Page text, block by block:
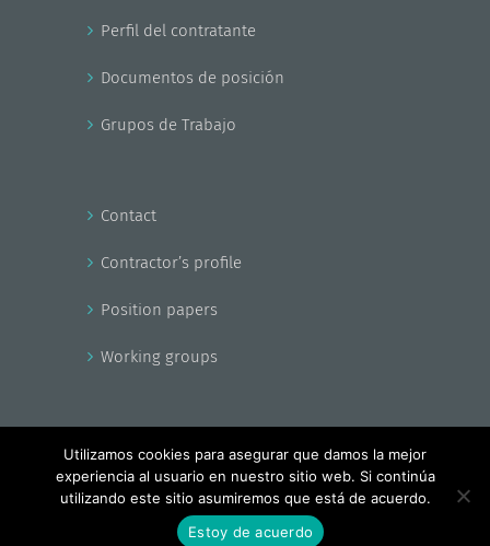
Perfil del contratante
Documentos de posición
Grupos de Trabajo
Contact
Contractor’s profile
Position papers
Working groups
Copyright - EnerAgen 2017
Facebook
X YouTube
Utilizamos cookies para asegurar que damos la mejor
experiencia al usuario en nuestro sitio web. Si continúa
utilizando este sitio asumiremos que está de acuerdo.
Estoy de acuerdo